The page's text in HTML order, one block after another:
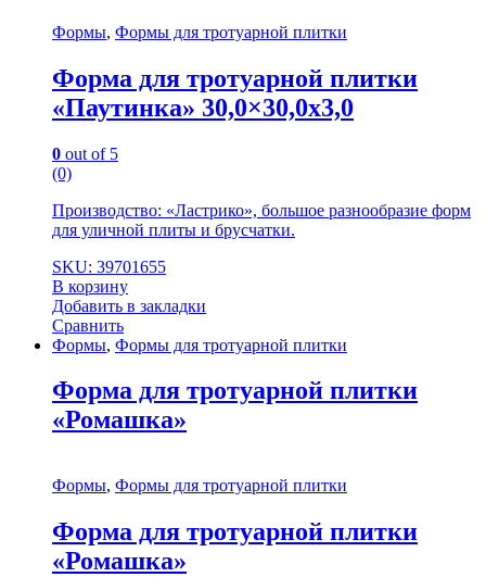
Формы, Формы для тротуарной плитки
Форма для тротуарной плитки
«Паутинка» 30,0×30,0x3,0
0 out of 5
(0)
Производство: «Ластрико», большое разнообразие форм
для уличной плиты и брусчатки.
SKU: 39701655
В корзину
Добавить в закладки
Сравнить
Формы, Формы для тротуарной плитки
Форма для тротуарной плитки
«Ромашка»
Формы, Формы для тротуарной плитки
Форма для тротуарной плитки
«Ромашка»